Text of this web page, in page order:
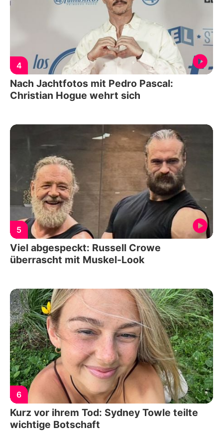
4
Nach Jachtfotos mit Pedro Pascal:
Christian Hogue wehrt sich
5
Viel abgespeckt: Russell Crowe
überrascht mit Muskel-Look
6
Kurz vor ihrem Tod: Sydney Towle teilte
wichtige Botschaft